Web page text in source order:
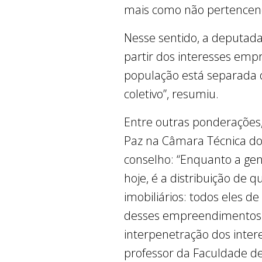
mais como não
Nesse sentido, a
partir dos interesses
população está
coletivo”, resumiu.
Entre outras
Paz na Câmara Técnica
conselho: “Enquanto a
hoje, é a distribuição de
imobiliários: todos eles
desses
interpenetração dos
professor da Faculdade